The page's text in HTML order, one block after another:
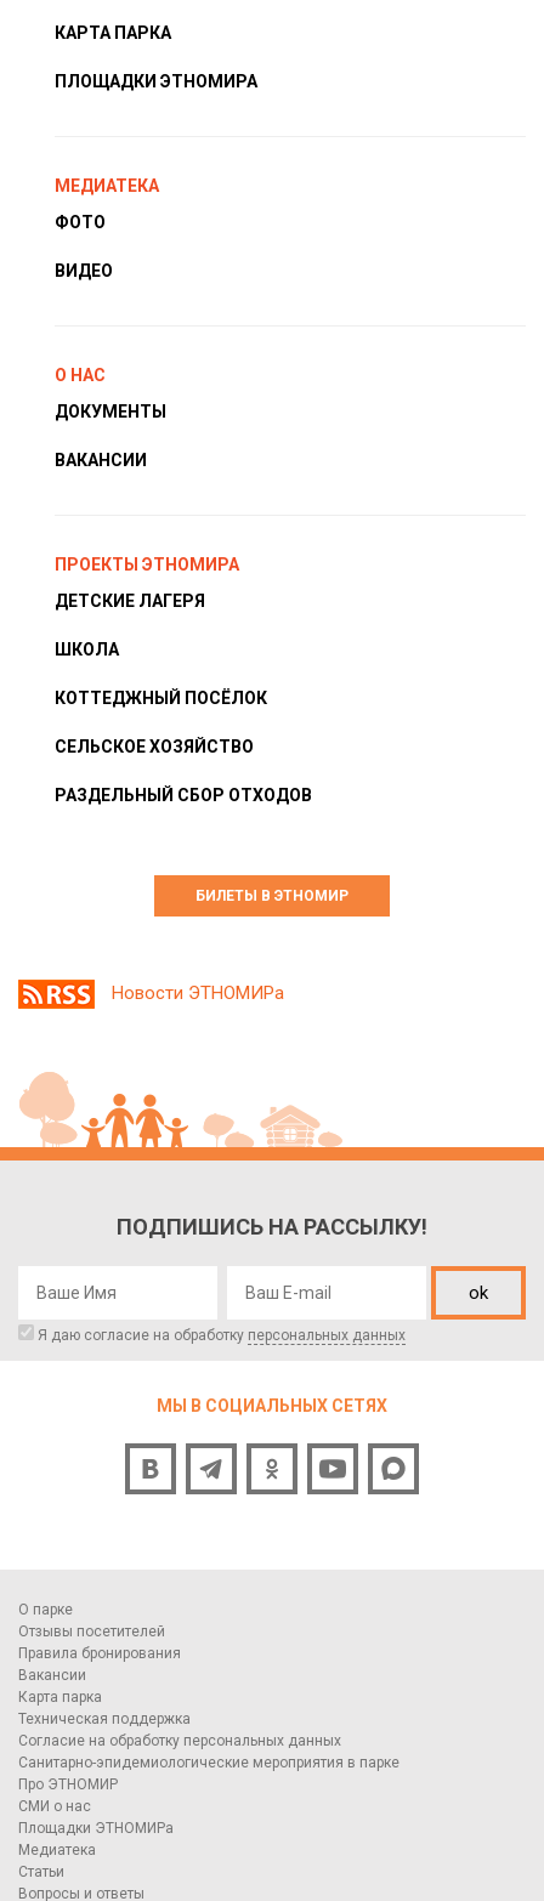
КАРТА ПАРКА
ПЛОЩАДКИ ЭТНОМИРА
МЕДИАТЕКА
ФОТО
ВИДЕО
О НАС
ДОКУМЕНТЫ
ВАКАНСИИ
ПРОЕКТЫ ЭТНОМИРА
ДЕТСКИЕ ЛАГЕРЯ
ШКОЛА
КОТТЕДЖНЫЙ ПОСЁЛОК
СЕЛЬСКОЕ ХОЗЯЙСТВО
РАЗДЕЛЬНЫЙ СБОР ОТХОДОВ
БИЛЕТЫ В ЭТНОМИР
Новости ЭТНОМИРа
ПОДПИШИСЬ НА РАССЫЛКУ!
ok
Я даю согласие на обработку персональных данных
МЫ В СОЦИАЛЬНЫХ СЕТЯХ
О парке
Отзывы посетителей
Правила бронирования
Вакансии
Карта парка
Техническая поддержка
Согласие на обработку персональных данных
Санитарно-эпидемиологические мероприятия в парке
Про ЭТНОМИР
СМИ о нас
Площадки ЭТНОМИРа
Медиатека
Статьи
Вопросы и ответы